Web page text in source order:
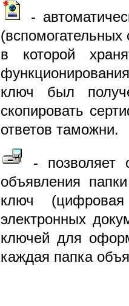
-
в которой
ключ был
скопировать
ответов таможни.
- позволяет
объявления
ключ
электронных
ключей для
каждая папка